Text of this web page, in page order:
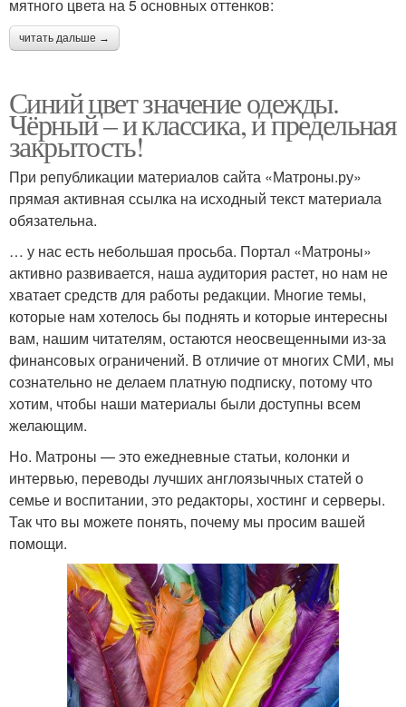
мятного цвета на 5 основных оттенков:
читать дальше →
Синий цвет значение одежды.
Чёрный – и классика, и предельная
закрытость!
При републикации материалов сайта «Матроны.ру»
прямая активная ссылка на исходный текст материала
обязательна.
… у нас есть небольшая просьба. Портал «Матроны»
активно развивается, наша аудитория растет, но нам не
хватает средств для работы редакции. Многие темы,
которые нам хотелось бы поднять и которые интересны
вам, нашим читателям, остаются неосвещенными из-за
финансовых ограничений. В отличие от многих СМИ, мы
сознательно не делаем платную подписку, потому что
хотим, чтобы наши материалы были доступны всем
желающим.
Но. Матроны — это ежедневные статьи, колонки и
интервью, переводы лучших англоязычных статей о
семье и воспитании, это редакторы, хостинг и серверы.
Так что вы можете понять, почему мы просим вашей
помощи.